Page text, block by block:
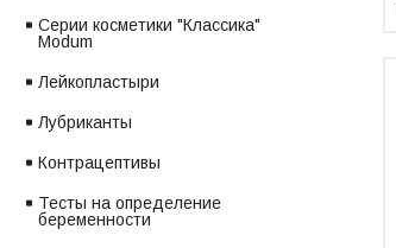
Серии косметики "Классика"
Modum
Лейкопластыри
Лубриканты
Контрацептивы
Тесты на определение
беременности